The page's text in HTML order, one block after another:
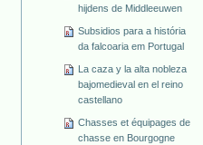
hijdens de Middleeuwen
Subsidios para a história
da falcoaria em Portugal
La caza y la alta nobleza
bajomedieval en el reino
castellano
Chasses et équipages de
chasse en Bourgogne